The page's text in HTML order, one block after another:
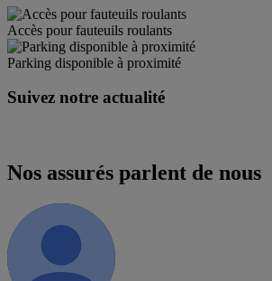
Accès pour fauteuils roulants
Parking disponible à proximité
Suivez notre actualité
Nos assurés parlent de nous